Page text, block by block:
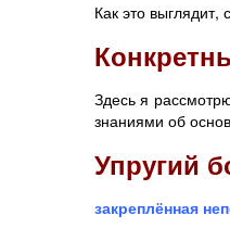
Как это выглядит,
Здесь я
знаниями об
Упругий
закреплённая